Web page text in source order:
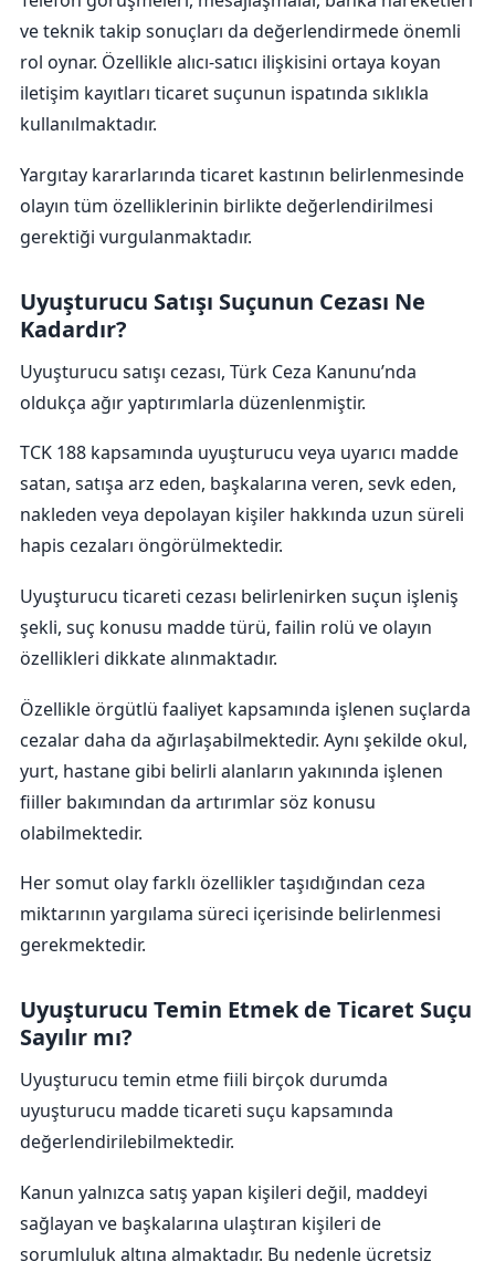
ve teknik takip sonuçları da değerlendirmede önemli
rol oynar. Özellikle alıcı-satıcı ilişkisini ortaya koyan
iletişim kayıtları ticaret suçunun ispatında sıklıkla
kullanılmaktadır.
Yargıtay kararlarında ticaret kastının belirlenmesinde
olayın tüm özelliklerinin birlikte değerlendirilmesi
gerektiği vurgulanmaktadır.
Uyuşturucu Satışı Suçunun Cezası Ne
Kadardır?
Uyuşturucu satışı cezası, Türk Ceza Kanunu’nda
oldukça ağır yaptırımlarla düzenlenmiştir.
TCK 188 kapsamında uyuşturucu veya uyarıcı madde
satan, satışa arz eden, başkalarına veren, sevk eden,
nakleden veya depolayan kişiler hakkında uzun süreli
hapis cezaları öngörülmektedir.
Uyuşturucu ticareti cezası belirlenirken suçun işleniş
şekli, suç konusu madde türü, failin rolü ve olayın
özellikleri dikkate alınmaktadır.
Özellikle örgütlü faaliyet kapsamında işlenen suçlarda
cezalar daha da ağırlaşabilmektedir. Aynı şekilde okul,
yurt, hastane gibi belirli alanların yakınında işlenen
fiiller bakımından da artırımlar söz konusu
olabilmektedir.
Her somut olay farklı özellikler taşıdığından ceza
miktarının yargılama süreci içerisinde belirlenmesi
gerekmektedir.
Uyuşturucu Temin Etmek de Ticaret Suçu
Sayılır mı?
Uyuşturucu temin etme fiili birçok durumda
uyuşturucu madde ticareti suçu kapsamında
değerlendirilebilmektedir.
Kanun yalnızca satış yapan kişileri değil, maddeyi
sağlayan ve başkalarına ulaştıran kişileri de
sorumluluk altına almaktadır. Bu nedenle ücretsiz